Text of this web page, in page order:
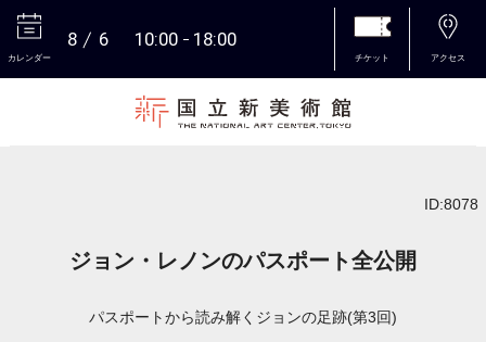
カレンダー
8 6 10:00 18:00
チケット アクセス
ID:8078
ジョン・レノンのパスポート全公開
パスポートから読み解くジョンの足跡(第3回)